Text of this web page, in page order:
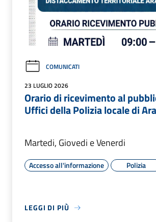
COMUNICATI
23 LUGLIO 2026
Orario di ricevimento al
Uffici della Polizia locale di
Martedi, Giovedi e Venerdi
Accesso all'informazione Polizia
LEGGI DI PIÙ